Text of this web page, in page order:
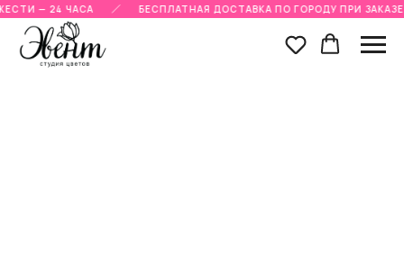
— 24 ЧАСА БЕСПЛАТНАЯ ДОСТАВКА ПО ГОРОДУ ПРИ